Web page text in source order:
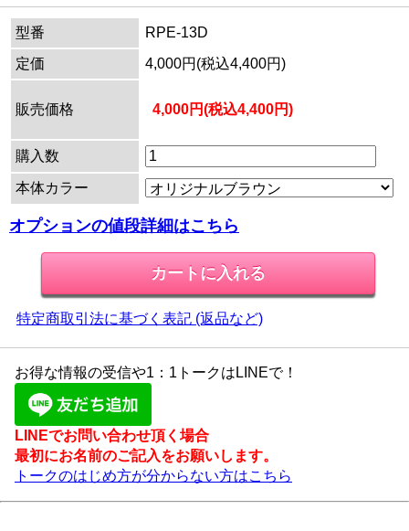
型番
RPE-13D
定価
4,000円(税込4,400円)
販売価格 4,000円(税込4,400円)
購入数
本体カラー
オプションの値段詳細はこちら
特定商取引法に基づく表記 (返品など)
お得な情報の受信や1：1トークはLINEで！
LINEでお問い合わせ頂く場合
最初にお名前のご記入をお願いします。
トークのはじめ方が分からない方はこちら